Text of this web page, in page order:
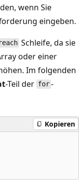
wenn Sie
eingeben.
Schleife, da sie
oder einer
Im folgenden
-Teil der for-
Kopieren